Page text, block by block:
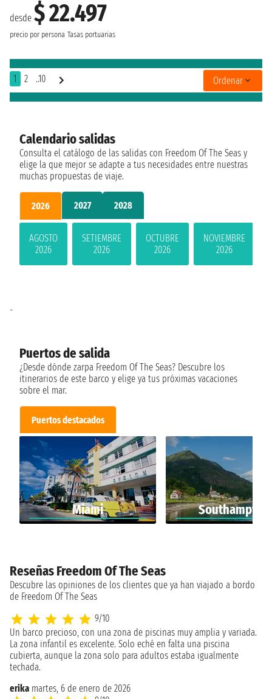
desde $ 22.497
precio por persona Tasas portuarias
1 2 ..10 Ordenar
Calendario salidas
Consulta el catálogo de las salidas con Freedom Of The Seas y
elige la que mejor se adapte a tus necesidades entre nuestras
muchas propuestas de viaje.
2026 2027 2028
AGOSTO
2026
SETIEMBRE
2026
OCTUBRE
2026
NOVIEMBRE
2026
Puertos de salida
¿Desde dónde zarpa Freedom Of The Seas? Descubre los
itinerarios de este barco y elige ya tus próximas vacaciones
sobre el mar.
Puertos destacados
Miami Southampton
-
Reseñas Freedom Of The Seas
Descubre las opiniones de los clientes que ya han viajado a bordo
de Freedom Of The Seas
9/10
Un barco precioso, con una zona de piscinas muy amplia y variada.
La zona infantil es excelente. Solo eché en falta una piscina
cubierta, aunque la zona solo para adultos estaba igualmente
techada.
erika martes, 6 de enero de 2026